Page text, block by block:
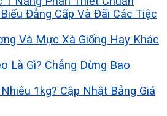
Đẳng Cấp Và Đãi Các Tiệc
Và Mực Xà Giống Hay Khác
Là Gì? Chẳng Dừng Bao
1kg? Cập Nhật Bảng Giá